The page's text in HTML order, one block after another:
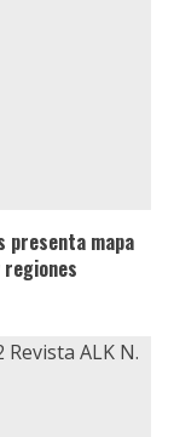
presenta mapa